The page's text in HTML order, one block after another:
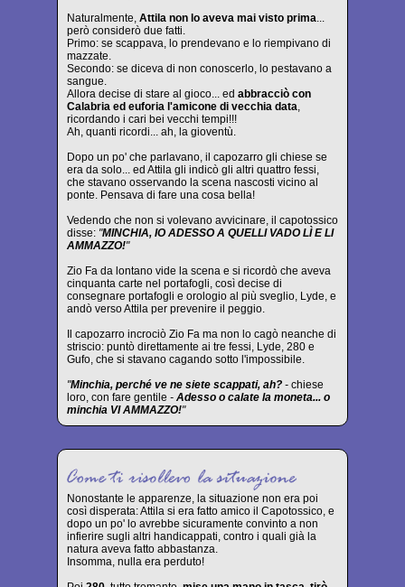
Naturalmente, Attila non lo aveva mai visto prima
però considerò due fatti.
Primo: se scappava, lo prendevano e lo riempivano di
mazzate.
Secondo: se diceva di non conoscerlo, lo pestavano a
sangue.
Allora decise di stare al gioco... ed abbracciò con
Calabria ed euforia l'amicone di vecchia data
ricordando i cari bei vecchi tempi!!!
Ah, quanti ricordi... ah, la gioventù.
Dopo un po' che parlavano, il capozarro gli chiese se
era da solo... ed Attila gli indicò gli altri quattro fessi,
che stavano osservando la scena nascosti vicino al
ponte. Pensava di fare una cosa bella!
Vedendo che non si volevano avvicinare, il capotossico
disse: "MINCHIA, IO ADESSO A QUELLI VADO LÌ E LI
AMMAZZO!"
Zio Fa da lontano vide la scena e si ricordò che aveva
cinquanta carte nel portafogli, così decise di
consegnare portafogli e orologio al più sveglio, Lyde, e
andò verso Attila per prevenire il peggio.
Il capozarro incrociò Zio Fa ma non lo cagò neanche di
striscio: puntò direttamente ai tre fessi, Lyde, 280 e
Gufo, che si stavano cagando sotto l'impossibile.
"Minchia, perché ve ne siete scappati, ah? - chiese
loro, con fare gentile - Adesso o calate la moneta... o
minchia VI AMMAZZO!"
Nonostante le apparenze, la situazione non era poi
così disperata: Attila si era fatto amico il Capotossico, e
dopo un po' lo avrebbe sicuramente convinto a non
infierire sugli altri handicappati, contro i quali già la
natura aveva fatto abbastanza.
Insomma, nulla era perduto!